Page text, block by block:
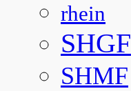
rhein
SHGF
SHMF